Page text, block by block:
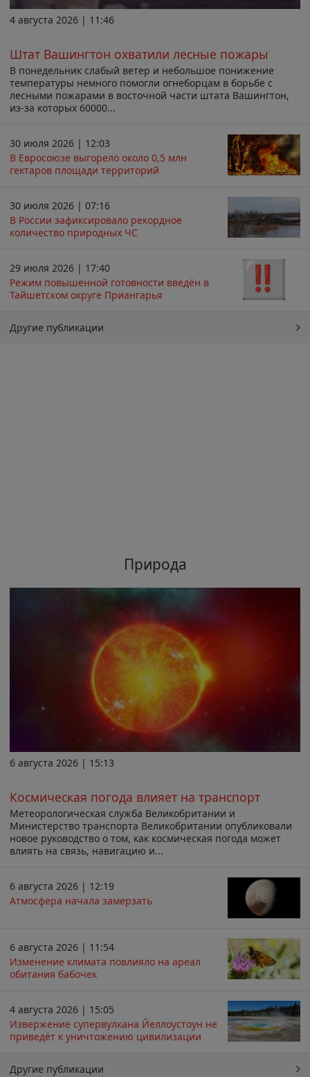
4 августа 2026 | 11:46
Штат Вашингтон охватили лесные пожары
В понедельник слабый ветер и небольшое понижение
температуры немного помогли огнеборцам в борьбе с
лесными пожарами в восточной части штата Вашингтон,
из-за которых 60000...
30 июля 2026 | 12:03
В Евросоюзе выгорело около 0,5 млн
гектаров площади территорий
30 июля 2026 | 07:16
В России зафиксировало рекордное
количество природных ЧС
29 июля 2026 | 17:40
Режим повышенной готовности введён в
Тайшетском округе Приангарья
Другие публикации
Природа
6 августа 2026 | 15:13
Космическая погода влияет на транспорт
Метеорологическая служба Великобритании и
Министерство транспорта Великобритании опубликовали
новое руководство о том, как космическая погода может
влиять на связь, навигацию и...
6 августа 2026 | 12:19
Атмосфера начала замерзать
6 августа 2026 | 11:54
Изменение климата повлияло на ареал
обитания бабочек
4 августа 2026 | 15:05
Извержение супервулкана Йеллоустоун не
приведёт к уничтожению цивилизации
Другие публикации